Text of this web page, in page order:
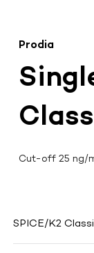
Prodia
Cut-off 25 ng/
SPICE/K2